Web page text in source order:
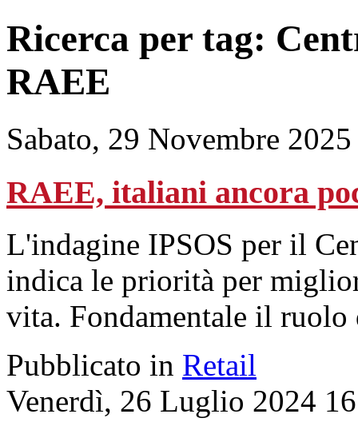
Ricerca per tag:
RAEE
Sabato, 29 Novembre
RAEE, italiani ancora
L'indagine IPSOS per il
indica le priorità per
vita. Fondamentale il ruolo
Pubblicato in Retail
Venerdì, 26 Luglio 2024